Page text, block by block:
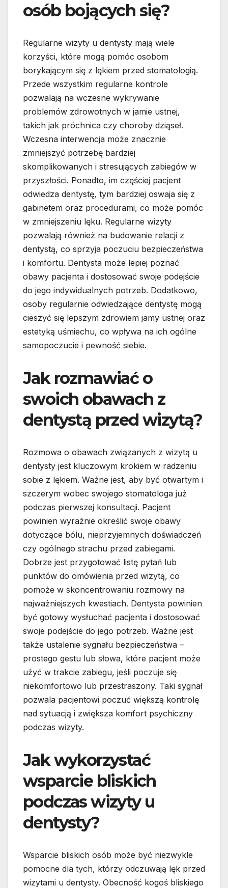
osób bojących się?
Regularne wizyty u dentysty mają wiele
korzyści, które mogą pomóc osobom
borykającym się z lękiem przed stomatologią.
Przede wszystkim regularne kontrole
pozwalają na wczesne wykrywanie
problemów zdrowotnych w jamie ustnej,
takich jak próchnica czy choroby dziąseł.
Wczesna interwencja może znacznie
zmniejszyć potrzebę bardziej
skomplikowanych i stresujących zabiegów w
przyszłości. Ponadto, im częściej pacjent
odwiedza dentystę, tym bardziej oswaja się z
gabinetem oraz procedurami, co może pomóc
w zmniejszeniu lęku. Regularne wizyty
pozwalają również na budowanie relacji z
dentystą, co sprzyja poczuciu bezpieczeństwa
i komfortu. Dentysta może lepiej poznać
obawy pacjenta i dostosować swoje podejście
do jego indywidualnych potrzeb. Dodatkowo,
osoby regularnie odwiedzające dentystę mogą
cieszyć się lepszym zdrowiem jamy ustnej oraz
estetyką uśmiechu, co wpływa na ich ogólne
samopoczucie i pewność siebie.
Jak rozmawiać o
swoich obawach z
dentystą przed wizytą?
Rozmowa o obawach związanych z wizytą u
dentysty jest kluczowym krokiem w radzeniu
sobie z lękiem. Ważne jest, aby być otwartym i
szczerym wobec swojego stomatologa już
podczas pierwszej konsultacji. Pacjent
powinien wyraźnie określić swoje obawy
dotyczące bólu, nieprzyjemnych doświadczeń
czy ogólnego strachu przed zabiegami.
Dobrze jest przygotować listę pytań lub
punktów do omówienia przed wizytą, co
pomoże w skoncentrowaniu rozmowy na
najważniejszych kwestiach. Dentysta powinien
być gotowy wysłuchać pacjenta i dostosować
swoje podejście do jego potrzeb. Ważne jest
także ustalenie sygnału bezpieczeństwa –
prostego gestu lub słowa, które pacjent może
użyć w trakcie zabiegu, jeśli poczuje się
niekomfortowo lub przestraszony. Taki sygnał
pozwala pacjentowi poczuć większą kontrolę
nad sytuacją i zwiększa komfort psychiczny
podczas wizyty.
Jak wykorzystać
wsparcie bliskich
podczas wizyty u
dentysty?
Wsparcie bliskich osób może być niezwykle
pomocne dla tych, którzy odczuwają lęk przed
wizytami u dentysty. Obecność kogoś bliskiego